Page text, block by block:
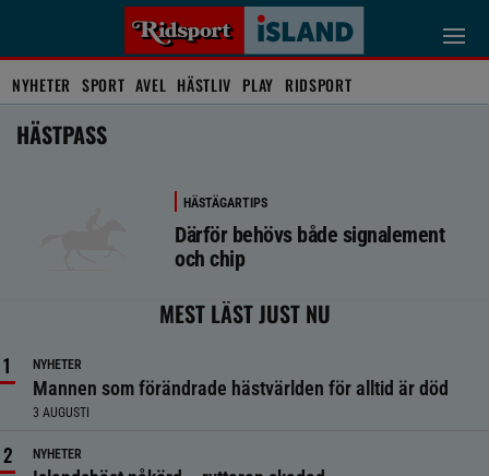
NYHETER SPORT AVEL HÄSTLIV PLAY RIDSPORT
HÄSTPASS
HÄSTÄGARTIPS
Därför behövs både signalement
och chip
MEST LÄST JUST NU
NYHETER
Mannen som förändrade hästvärlden för alltid är död
3 AUGUSTI
NYHETER